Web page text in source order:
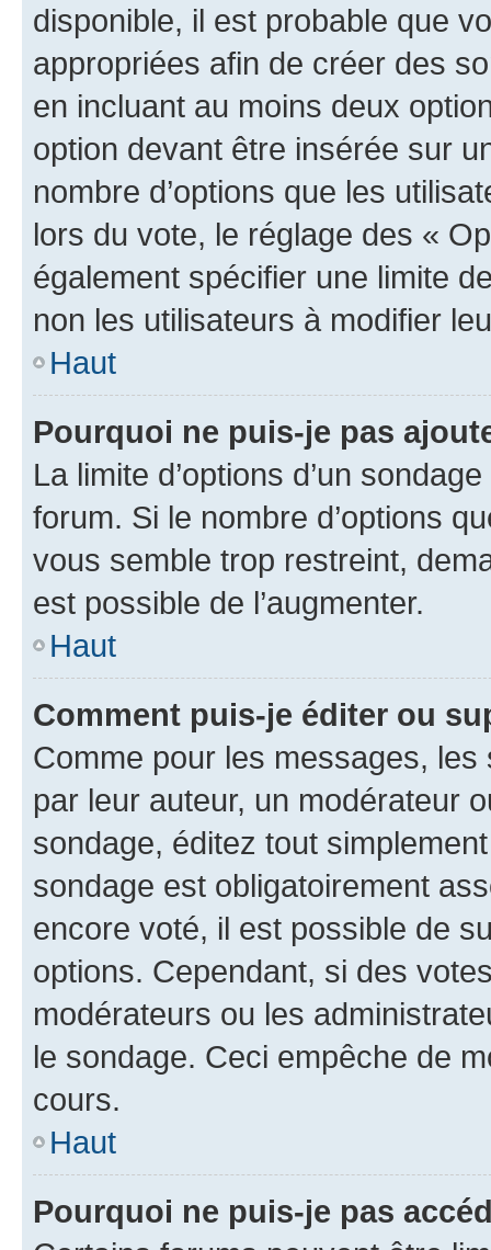
disponible, il est probable que
appropriées afin de créer des
en incluant au moins deux
option devant être insérée sur
nombre d’options que les
lors du vote, le réglage des «
également spécifier une limite
non les utilisateurs à modifier
Haut
Pourquoi ne puis-je pas
La limite d’options d’un
forum. Si le nombre d’options
vous semble trop restreint,
est possible de l’augmenter.
Haut
Comment puis-je éditer ou
Comme pour les messages,
par leur auteur, un modérateur
sondage, éditez tout
sondage est obligatoirement
encore voté, il est possible de
options. Cependant, si des
modérateurs ou les
le sondage. Ceci empêche de
cours.
Haut
Pourquoi ne puis-je pas